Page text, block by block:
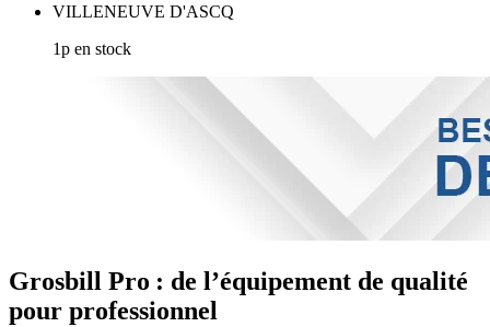
VILLENEUVE D'ASCQ
1p en stock
Grosbill Pro : de l’équipement de qualité
pour professionnel